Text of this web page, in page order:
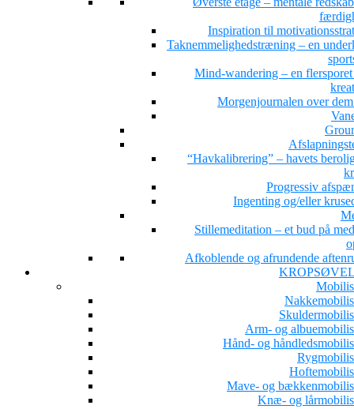
Inspiration til
Taknemmelighedstræning – en
Mind-wandering – en
Morgenjournalen over
“Havkalibrering” – havets
Progressiv
Ingenting og/eller
Stillemeditation – et bud på
Afkoblende og afrundende
Arm- og
Hånd- og
Mave- og
Knæ- og